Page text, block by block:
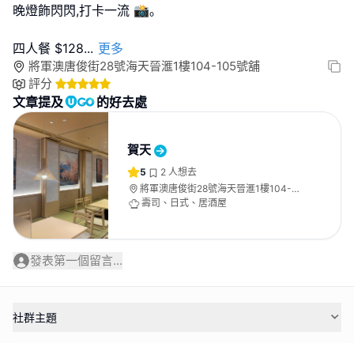
晚燈飾閃閃,打卡一流 📸｡
四人餐 $128... 更多
將軍澳唐俊街28號海天晉滙1樓104-105號舖
評分
文章提及 的好去處
賀天
5 2 人想去
將軍澳唐俊街28號海天晉滙1樓104-
105號舖
壽司、日式、居酒屋
發表第一個留言...
社群主題